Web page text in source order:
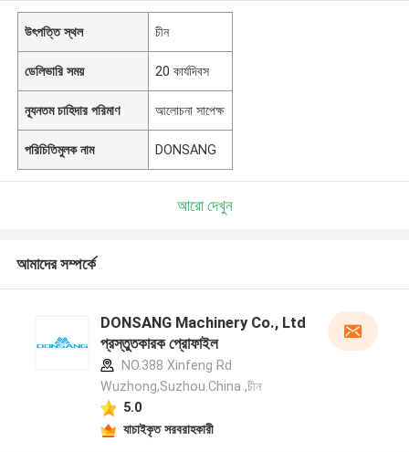
উৎপত্তি স্থল চীন
ডেলিভারি সময় 20 কার্যদিবস
ন্যূনতম চাহিদার পরিমাণ আলোচনা সাপেক্ষ
পরিচিতিমুলক নাম DONSANG
আরো দেখুন
আমাদের সম্পর্কে
DONSANG Machinery Co., Ltd
প্রস্তুতকারক প্রোফাইল
NO.388 Xinfeng Rd
Wuzhong,Suzhou.China ,চীন
5.0
যাচাইকৃত সরবরাহকারী